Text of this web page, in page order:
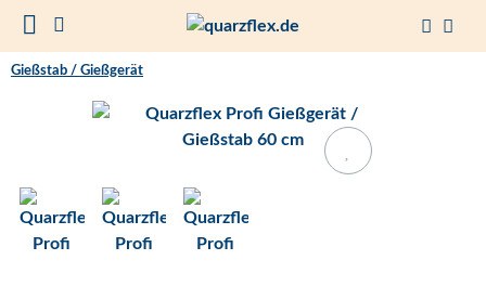
Gießstab / Gießgerät